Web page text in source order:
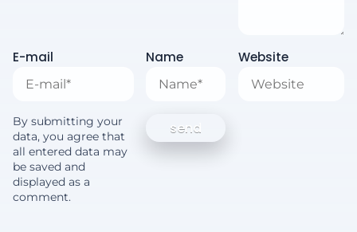
E-mail Name Website
By submitting your
data, you agree that
all entered data may
be saved and
displayed as a
comment.